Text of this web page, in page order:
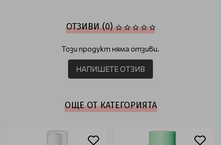
ОТЗИВИ (0)
Този продукт няма отзиви.
НАПИШЕТЕ ОТЗИВ
ОЩЕ ОТ КАТЕГОРИЯТА